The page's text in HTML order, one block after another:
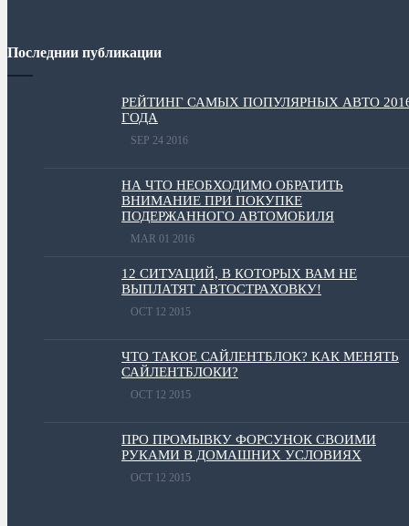
Последнии публикации
РЕЙТИНГ САМЫХ ПОПУЛЯРНЫХ АВТО
ГОДА
SEP 24 2016
НА ЧТО НЕОБХОДИМО ОБРАТИТЬ
ВНИМАНИЕ ПРИ ПОКУПКЕ
ПОДЕРЖАННОГО АВТОМОБИЛЯ
MAR 01 2016
12 СИТУАЦИЙ, В КОТОРЫХ ВАМ НЕ
ВЫПЛАТЯТ АВТОСТРАХОВКУ!
OCT 12 2015
ЧТО ТАКОЕ САЙЛЕНТБЛОК? КАК МЕНЯТЬ
САЙЛЕНТБЛОКИ?
OCT 12 2015
ПРО ПРОМЫВКУ ФОРСУНОК СВОИМИ
РУКАМИ В ДОМАШНИХ УСЛОВИЯХ
OCT 12 2015